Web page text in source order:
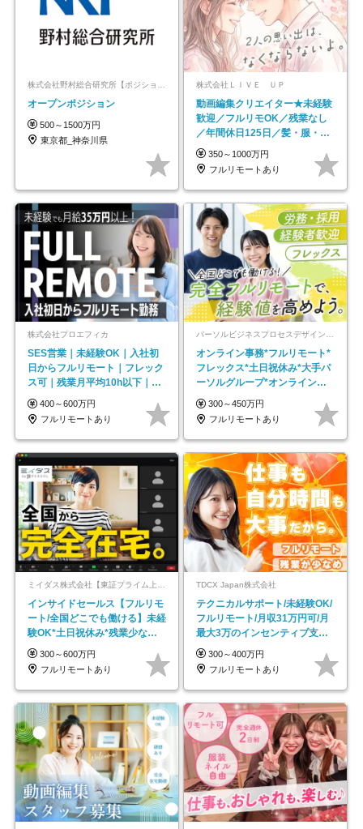
オープンポジション
500～1500万円
東京都_神奈川県
株式会社ＬＩＶＥ ＵＰ
動画編集クリエイター★未経験
歓迎／フルリモOK／残業なし
／年間休日125日／髪・服・ネ
イル自由／研修充実で安心
350～1000万円
フルリモートあり
株式会社プロエフィカ
SES営業｜未経験OK｜入社初
日からフルリモート｜フレック
ス可｜残業月平均10h以下｜事
業立ち上げメンバー
400～600万円
フルリモートあり
パーソルビジネスプロセスデザイン株式会社 事業開発本部
オンライン事務*フルリモート*
フレックス*土日祝休み*大手パ
ーソルグループ*オンライン面
接*30～40代活躍中
300～450万円
フルリモートあり
インサイドセールス【フルリモ
ート/全国どこでも働ける】未経
験OK*土日祝休み*残業少なめ*
在宅勤務手当あり
300～600万円
フルリモートあり
TDCX Japan株式会社
テクニカルサポート/未経験OK/
フルリモート/月収31万円可/月
最大3万のインセンティブ支給/
平均年齢33歳
300～400万円
フルリモートあり